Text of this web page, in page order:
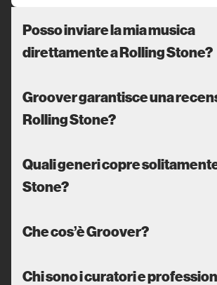
Posso inviare la mia musica
direttamente a Rolling Stone?
Groover garantisce una
Rolling Stone?
Quali generi copre
Stone?
Che cos’è Groover?
Chi sono i curatori e